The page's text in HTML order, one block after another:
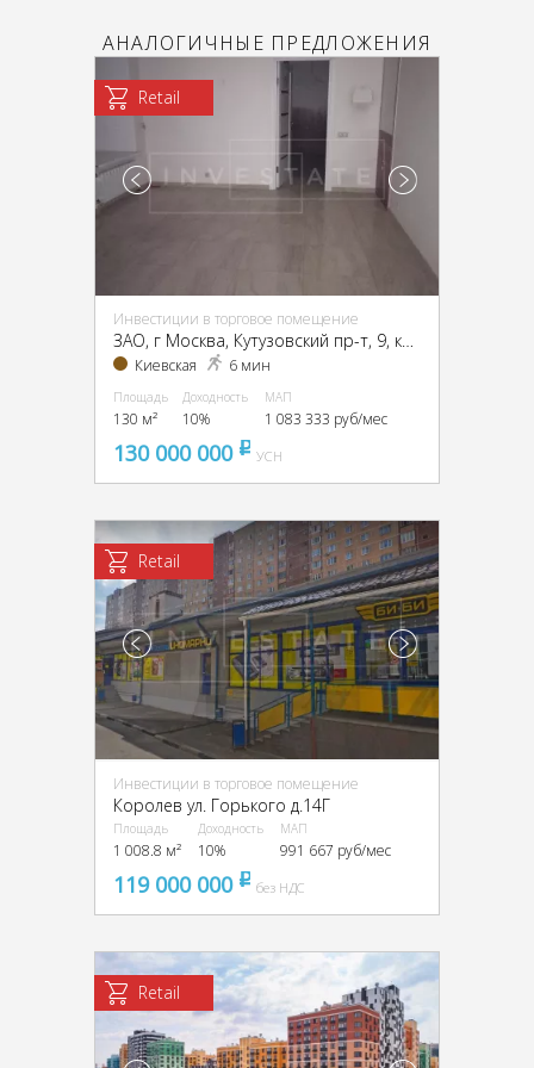
АНАЛОГИЧНЫЕ ПРЕДЛОЖЕНИЯ
Retail
Инвестиции в торговое помещение
ЗАО, г Москва, Кутузовский пр-т, 9, кор. 1
Киевская 6 мин
Площадь
130 м²
Доходность
10%
МАП
1 083 333 руб/мес
130 000 000 pуб
УСН
Retail
Инвестиции в торговое помещение
Королев ул. Горького д.14Г
Площадь
1 008.8 м²
Доходность
10%
МАП
991 667 руб/мес
119 000 000 pуббез НДС
Retail